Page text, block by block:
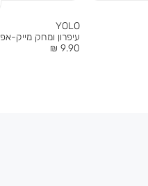
YOLO
עיפרון ומחק מייק-אפ
מחיר
9.90 ₪